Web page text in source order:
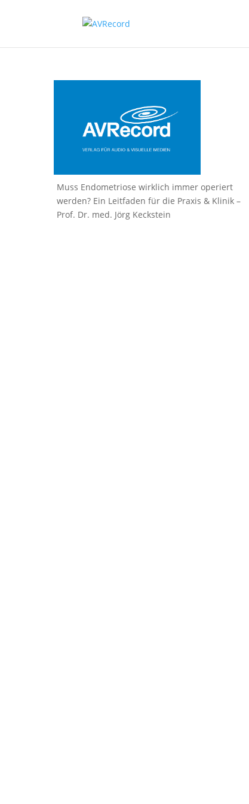
Muss Endometriose wirklich immer operiert
werden? Ein Leitfaden für die Praxis & Klinik –
Prof. Dr. med. Jörg Keckstein